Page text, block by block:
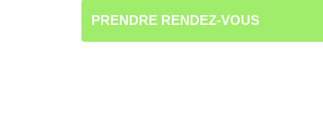
PRENDRE RENDEZ-VOUS